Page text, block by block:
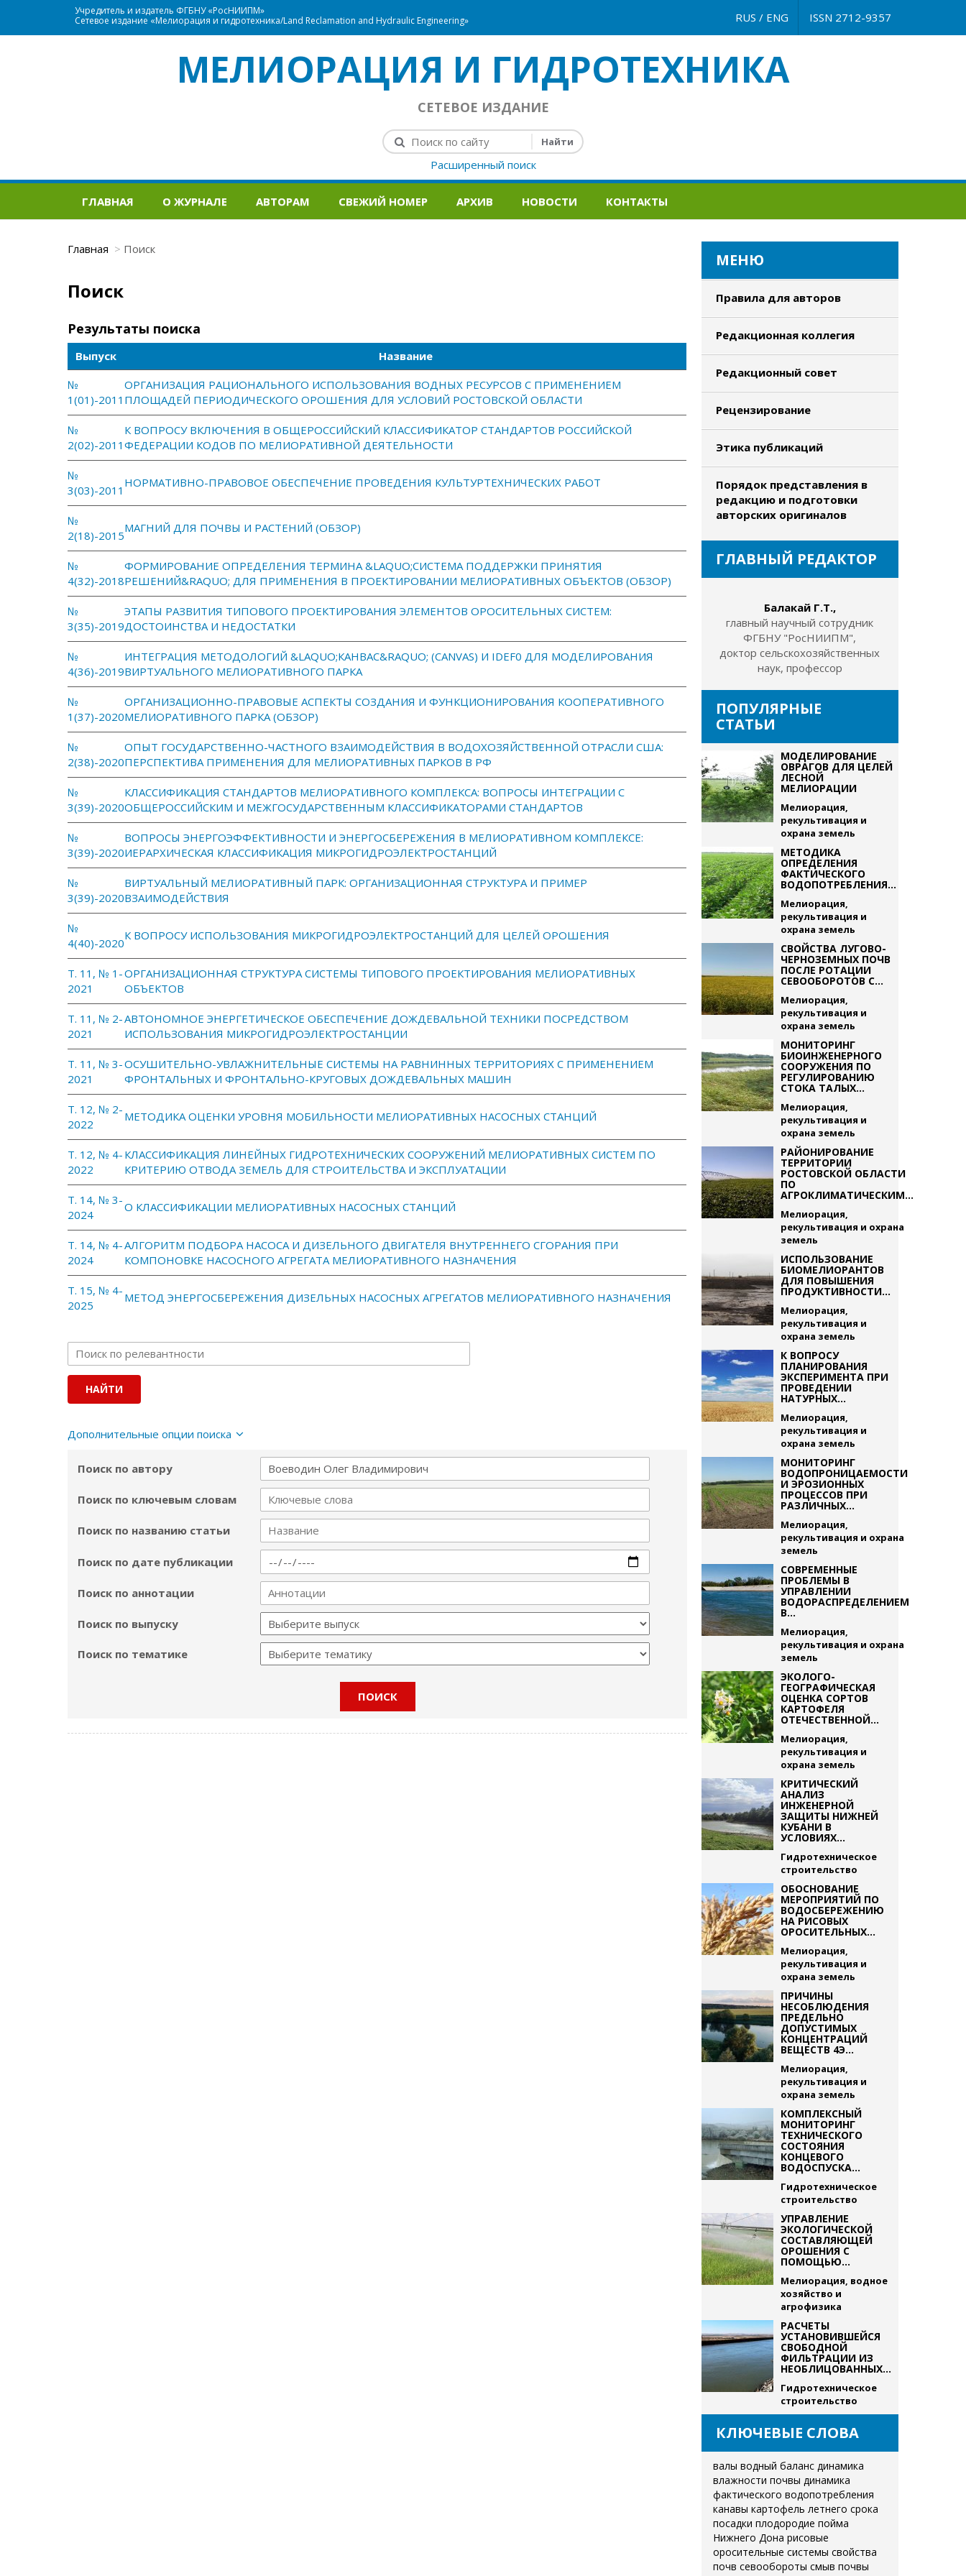
Учредитель и издатель ФГБНУ «РосНИИПМ»
Сетевое издание «Мелиорация и гидротехника/Land Reclamation and Hydraulic Engineering»
ISSN 2712-9357
RUS / ENG
МЕЛИОРАЦИЯ И ГИДРОТЕХНИКА
СЕТЕВОЕ ИЗДАНИЕ
Расширенный поиск
ГЛАВНАЯ О ЖУРНАЛЕ АВТОРАМ СВЕЖИЙ НОМЕР АРХИВ НОВОСТИ КОНТАКТЫ
Главная Поиск
Поиск
Результаты поиска
Выпуск
Название
№
1(01)-2011
ОРГАНИЗАЦИЯ РАЦИОНАЛЬНОГО ИСПОЛЬЗОВАНИЯ ВОДНЫХ РЕСУРСОВ С ПРИМЕНЕНИЕМ
ПЛОЩАДЕЙ ПЕРИОДИЧЕСКОГО ОРОШЕНИЯ ДЛЯ УСЛОВИЙ РОСТОВСКОЙ ОБЛАСТИ
№
2(02)-2011
К ВОПРОСУ ВКЛЮЧЕНИЯ В ОБЩЕРОССИЙСКИЙ КЛАССИФИКАТОР СТАНДАРТОВ РОССИЙСКОЙ
ФЕДЕРАЦИИ КОДОВ ПО МЕЛИОРАТИВНОЙ ДЕЯТЕЛЬНОСТИ
№
3(03)-2011
НОРМАТИВНО-ПРАВОВОЕ ОБЕСПЕЧЕНИЕ ПРОВЕДЕНИЯ КУЛЬТУРТЕХНИЧЕСКИХ РАБОТ
№
2(18)-2015
МАГНИЙ ДЛЯ ПОЧВЫ И РАСТЕНИЙ (ОБЗОР)
№
4(32)-2018
ФОРМИРОВАНИЕ ОПРЕДЕЛЕНИЯ ТЕРМИНА &LAQUO;СИСТЕМА ПОДДЕРЖКИ ПРИНЯТИЯ
РЕШЕНИЙ&RAQUO; ДЛЯ ПРИМЕНЕНИЯ В ПРОЕКТИРОВАНИИ МЕЛИОРАТИВНЫХ ОБЪЕКТОВ (ОБЗОР)
№
3(35)-2019
ЭТАПЫ РАЗВИТИЯ ТИПОВОГО ПРОЕКТИРОВАНИЯ ЭЛЕМЕНТОВ ОРОСИТЕЛЬНЫХ СИСТЕМ:
ДОСТОИНСТВА И НЕДОСТАТКИ
№
4(36)-2019
ИНТЕГРАЦИЯ МЕТОДОЛОГИЙ &LAQUO;КАНВАС&RAQUO; (CANVAS) И IDEF0 ДЛЯ МОДЕЛИРОВАНИЯ
ВИРТУАЛЬНОГО МЕЛИОРАТИВНОГО ПАРКА
№
1(37)-2020
ОРГАНИЗАЦИОННО-ПРАВОВЫЕ АСПЕКТЫ СОЗДАНИЯ И ФУНКЦИОНИРОВАНИЯ КООПЕРАТИВНОГО
МЕЛИОРАТИВНОГО ПАРКА (ОБЗОР)
№
2(38)-2020
ОПЫТ ГОСУДАРСТВЕННО-ЧАСТНОГО ВЗАИМОДЕЙСТВИЯ В ВОДОХОЗЯЙСТВЕННОЙ ОТРАСЛИ США:
ПЕРСПЕКТИВА ПРИМЕНЕНИЯ ДЛЯ МЕЛИОРАТИВНЫХ ПАРКОВ В РФ
№
3(39)-2020
КЛАССИФИКАЦИЯ СТАНДАРТОВ МЕЛИОРАТИВНОГО КОМПЛЕКСА: ВОПРОСЫ ИНТЕГРАЦИИ С
ОБЩЕРОССИЙСКИМ И МЕЖГОСУДАРСТВЕННЫМ КЛАССИФИКАТОРАМИ СТАНДАРТОВ
№
3(39)-2020
ВОПРОСЫ ЭНЕРГОЭФФЕКТИВНОСТИ И ЭНЕРГОСБЕРЕЖЕНИЯ В МЕЛИОРАТИВНОМ КОМПЛЕКСЕ:
ИЕРАРХИЧЕСКАЯ КЛАССИФИКАЦИЯ МИКРОГИДРОЭЛЕКТРОСТАНЦИЙ
№
3(39)-2020
ВИРТУАЛЬНЫЙ МЕЛИОРАТИВНЫЙ ПАРК: ОРГАНИЗАЦИОННАЯ СТРУКТУРА И ПРИМЕР
ВЗАИМОДЕЙСТВИЯ
№
4(40)-2020
К ВОПРОСУ ИСПОЛЬЗОВАНИЯ МИКРОГИДРОЭЛЕКТРОСТАНЦИЙ ДЛЯ ЦЕЛЕЙ ОРОШЕНИЯ
Т. 11, № 1-
2021
ОРГАНИЗАЦИОННАЯ СТРУКТУРА СИСТЕМЫ ТИПОВОГО ПРОЕКТИРОВАНИЯ МЕЛИОРАТИВНЫХ
ОБЪЕКТОВ
Т. 11, № 2-
2021
АВТОНОМНОЕ ЭНЕРГЕТИЧЕСКОЕ ОБЕСПЕЧЕНИЕ ДОЖДЕВАЛЬНОЙ ТЕХНИКИ ПОСРЕДСТВОМ
ИСПОЛЬЗОВАНИЯ МИКРОГИДРОЭЛЕКТРОСТАНЦИИ
Т. 11, № 3-
2021
ОСУШИТЕЛЬНО-УВЛАЖНИТЕЛЬНЫЕ СИСТЕМЫ НА РАВНИННЫХ ТЕРРИТОРИЯХ С ПРИМЕНЕНИЕМ
ФРОНТАЛЬНЫХ И ФРОНТАЛЬНО-КРУГОВЫХ ДОЖДЕВАЛЬНЫХ МАШИН
Т. 12, № 2-
2022
МЕТОДИКА ОЦЕНКИ УРОВНЯ МОБИЛЬНОСТИ МЕЛИОРАТИВНЫХ НАСОСНЫХ СТАНЦИЙ
Т. 12, № 4-
2022
КЛАССИФИКАЦИЯ ЛИНЕЙНЫХ ГИДРОТЕХНИЧЕСКИХ СООРУЖЕНИЙ МЕЛИОРАТИВНЫХ СИСТЕМ ПО
КРИТЕРИЮ ОТВОДА ЗЕМЕЛЬ ДЛЯ СТРОИТЕЛЬСТВА И ЭКСПЛУАТАЦИИ
Т. 14, № 3-
2024
О КЛАССИФИКАЦИИ МЕЛИОРАТИВНЫХ НАСОСНЫХ СТАНЦИЙ
Т. 14, № 4-
2024
АЛГОРИТМ ПОДБОРА НАСОСА И ДИЗЕЛЬНОГО ДВИГАТЕЛЯ ВНУТРЕННЕГО СГОРАНИЯ ПРИ
КОМПОНОВКЕ НАСОСНОГО АГРЕГАТА МЕЛИОРАТИВНОГО НАЗНАЧЕНИЯ
Т. 15, № 4-
2025
МЕТОД ЭНЕРГОСБЕРЕЖЕНИЯ ДИЗЕЛЬНЫХ НАСОСНЫХ АГРЕГАТОВ МЕЛИОРАТИВНОГО НАЗНАЧЕНИЯ
Дополнительные опции поиска
Поиск по автору
Поиск по ключевым словам
Поиск по названию статьи
Поиск по дате публикации
Поиск по аннотации
Поиск по выпуску
Поиск по тематике
МЕНЮ
Правила для авторов
Редакционная коллегия
Редакционный совет
Рецензирование
Этика публикаций
Порядок представления в
редакцию и подготовки
авторских оригиналов
ГЛАВНЫЙ РЕДАКТОР
Балакай Г.Т.,
главный научный сотрудник
ФГБНУ "РосНИИПМ",
доктор сельскохозяйственных
наук, профессор
ПОПУЛЯРНЫЕ
СТАТЬИ
МОДЕЛИРОВАНИЕ
ОВРАГОВ ДЛЯ ЦЕЛЕЙ
ЛЕСНОЙ
МЕЛИОРАЦИИ
Мелиорация,
рекультивация и
охрана земель
МЕТОДИКА
ОПРЕДЕЛЕНИЯ
ФАКТИЧЕСКОГО
ВОДОПОТРЕБЛЕНИЯ...
Мелиорация,
рекультивация и
охрана земель
СВОЙСТВА ЛУГОВО-
ЧЕРНОЗЕМНЫХ ПОЧВ
ПОСЛЕ РОТАЦИИ
СЕВООБОРОТОВ С...
Мелиорация,
рекультивация и
охрана земель
МОНИТОРИНГ
БИОИНЖЕНЕРНОГО
СООРУЖЕНИЯ ПО
РЕГУЛИРОВАНИЮ
СТОКА ТАЛЫХ...
Мелиорация,
рекультивация и
охрана земель
РАЙОНИРОВАНИЕ
ТЕРРИТОРИИ
РОСТОВСКОЙ ОБЛАСТИ
ПО
АГРОКЛИМАТИЧЕСКИМ...
Мелиорация,
рекультивация и охрана
земель
ИСПОЛЬЗОВАНИЕ
БИОМЕЛИОРАНТОВ
ДЛЯ ПОВЫШЕНИЯ
ПРОДУКТИВНОСТИ...
Мелиорация,
рекультивация и
охрана земель
К ВОПРОСУ
ПЛАНИРОВАНИЯ
ЭКСПЕРИМЕНТА ПРИ
ПРОВЕДЕНИИ
НАТУРНЫХ...
Мелиорация,
рекультивация и
охрана земель
МОНИТОРИНГ
ВОДОПРОНИЦАЕМОСТИ
И ЭРОЗИОННЫХ
ПРОЦЕССОВ ПРИ
РАЗЛИЧНЫХ...
Мелиорация,
рекультивация и охрана
земель
СОВРЕМЕННЫЕ
ПРОБЛЕМЫ В
УПРАВЛЕНИИ
ВОДОРАСПРЕДЕЛЕНИЕМ
В...
Мелиорация,
рекультивация и охрана
земель
ЭКОЛОГО-
ГЕОГРАФИЧЕСКАЯ
ОЦЕНКА СОРТОВ
КАРТОФЕЛЯ
ОТЕЧЕСТВЕННОЙ...
Мелиорация,
рекультивация и
охрана земель
КРИТИЧЕСКИЙ
АНАЛИЗ
ИНЖЕНЕРНОЙ
ЗАЩИТЫ НИЖНЕЙ
КУБАНИ В
УСЛОВИЯХ...
Гидротехническое
строительство
ОБОСНОВАНИЕ
МЕРОПРИЯТИЙ ПО
ВОДОСБЕРЕЖЕНИЮ
НА РИСОВЫХ
ОРОСИТЕЛЬНЫХ...
Мелиорация,
рекультивация и
охрана земель
ПРИЧИНЫ
НЕСОБЛЮДЕНИЯ
ПРЕДЕЛЬНО
ДОПУСТИМЫХ
КОНЦЕНТРАЦИЙ
ВЕЩЕСТВ 4Э...
Мелиорация,
рекультивация и
охрана земель
КОМПЛЕКСНЫЙ
МОНИТОРИНГ
ТЕХНИЧЕСКОГО
СОСТОЯНИЯ
КОНЦЕВОГО
ВОДОСПУСКА...
Гидротехническое
строительство
УПРАВЛЕНИЕ
ЭКОЛОГИЧЕСКОЙ
СОСТАВЛЯЮЩЕЙ
ОРОШЕНИЯ С
ПОМОЩЬЮ...
Мелиорация, водное
хозяйство и
агрофизика
РАСЧЕТЫ
УСТАНОВИВШЕЙСЯ
СВОБОДНОЙ
ФИЛЬТРАЦИИ ИЗ
НЕОБЛИЦОВАННЫХ...
Гидротехническое
строительство
КЛЮЧЕВЫЕ СЛОВА
валы водный баланс динамика
влажности почвы динамика
фактического водопотребления
канавы картофель летнего срока
посадки плодородие пойма
Нижнего Дона рисовые
оросительные системы свойства
почв севообороты смыв почвы